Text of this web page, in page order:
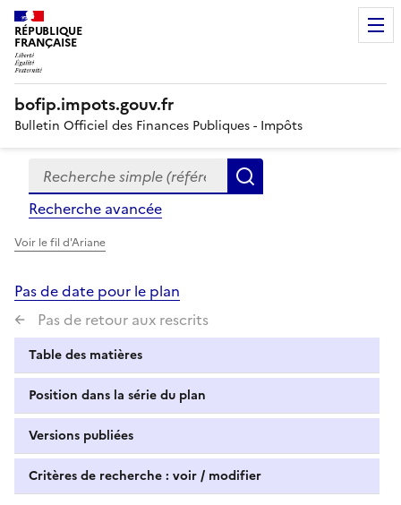
RÉPUBLIQUE
FRANÇAISE
bofip.impots.gouv.fr
Bulletin Officiel des Finances Publiques - Impôts
Formulaire
de
recherche
Recherche simple (références, mots clés, partie du
Recherche avancée
Voir le fil d'Ariane
Pas de date pour le plan
Pas de retour aux rescrits
Table des matières
Position dans la série du plan
Versions publiées
Critères de recherche : voir / modifier